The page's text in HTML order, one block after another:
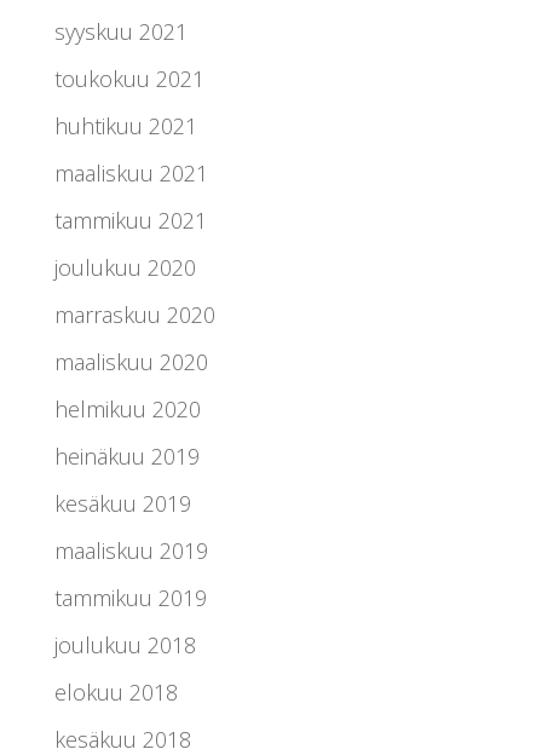
syyskuu 2021
toukokuu 2021
huhtikuu 2021
maaliskuu 2021
tammikuu 2021
joulukuu 2020
marraskuu 2020
maaliskuu 2020
helmikuu 2020
heinäkuu 2019
kesäkuu 2019
maaliskuu 2019
tammikuu 2019
joulukuu 2018
elokuu 2018
kesäkuu 2018